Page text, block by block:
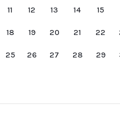
11 12 13 14 15
18 19 20 21 22
25 26 27 28 29